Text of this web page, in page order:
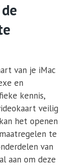
van je iMac
en
kennis,
veilig
het openen
te
van
aan om deze